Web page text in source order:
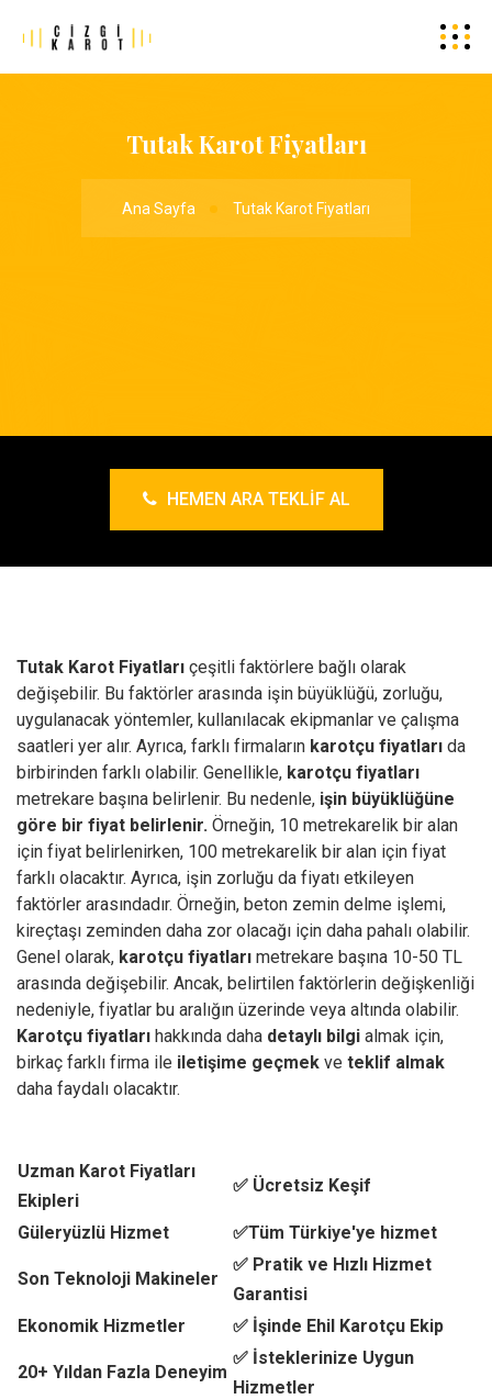
Tutak Karot Fiyatları
Ana Sayfa Tutak Karot Fiyatları
HEMEN ARA TEKLIF AL
Tutak Karot Fiyatları çeşitli faktörlere bağlı olarak
değişebilir. Bu faktörler arasında işin büyüklüğü, zorluğu,
uygulanacak yöntemler, kullanılacak ekipmanlar ve çalışma
saatleri yer alır. Ayrıca, farklı firmaların karotçu fiyatları da
birbirinden farklı olabilir. Genellikle, karotçu fiyatları
metrekare başına belirlenir. Bu nedenle, işin büyüklüğüne
göre bir fiyat belirlenir. Örneğin, 10 metrekarelik bir alan
için fiyat belirlenirken, 100 metrekarelik bir alan için fiyat
farklı olacaktır. Ayrıca, işin zorluğu da fiyatı etkileyen
faktörler arasındadır. Örneğin, beton zemin delme işlemi,
kireçtaşı zeminden daha zor olacağı için daha pahalı olabilir.
Genel olarak, karotçu fiyatları metrekare başına 10-50 TL
arasında değişebilir. Ancak, belirtilen faktörlerin değişkenliği
nedeniyle, fiyatlar bu aralığın üzerinde veya altında olabilir.
Karotçu fiyatları hakkında daha detaylı bilgi almak için,
birkaç farklı firma ile iletişime geçmek ve teklif almak
daha faydalı olacaktır.
Uzman Karot Fiyatları
Ekipleri
✅ Ücretsiz Keşif
Güleryüzlü Hizmet ✅Tüm Türkiye'ye hizmet
Son Teknoloji Makineler
✅ Pratik ve Hızlı Hizmet
Garantisi
Ekonomik Hizmetler
✅ İşinde Ehil Karotçu Ekip
20+ Yıldan Fazla Deneyim
✅ İsteklerinize Uygun
Hizmetler